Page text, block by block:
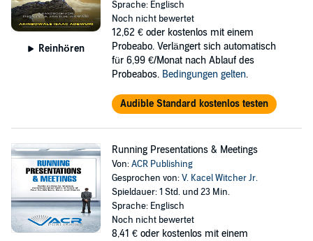
Reinhören
Sprache: Englisch
Noch nicht bewertet
12,62 € oder kostenlos mit einem
Probeabo. Verlängert sich automatisch
für 6,99 €/Monat nach Ablauf des
Probeabos. Bedingungen gelten.
Audible Standard kostenlos testen
Running Presentations & Meetings
Von:ACR Publishing
Gesprochen von:V. Kacel Witcher Jr.
Spieldauer: 1 Std. und 23 Min.
Sprache: Englisch
Noch nicht bewertet
8,41 € oder kostenlos mit einem